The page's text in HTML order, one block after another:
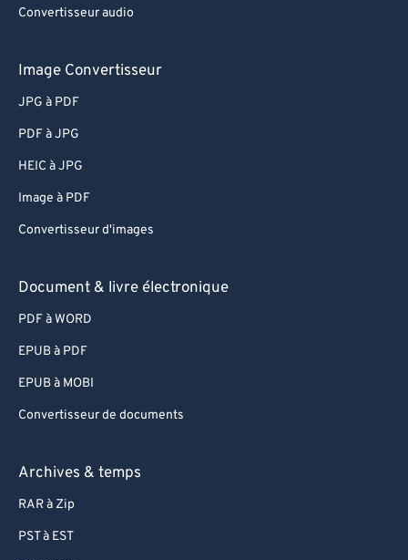
Convertisseur audio
Image Convertisseur
JPG à PDF
PDF à JPG
HEIC à JPG
Image à PDF
Convertisseur d'images
Document & livre électronique
PDF à WORD
EPUB à PDF
EPUB à MOBI
Convertisseur de documents
Archives & temps
RAR à Zip
PST à EST